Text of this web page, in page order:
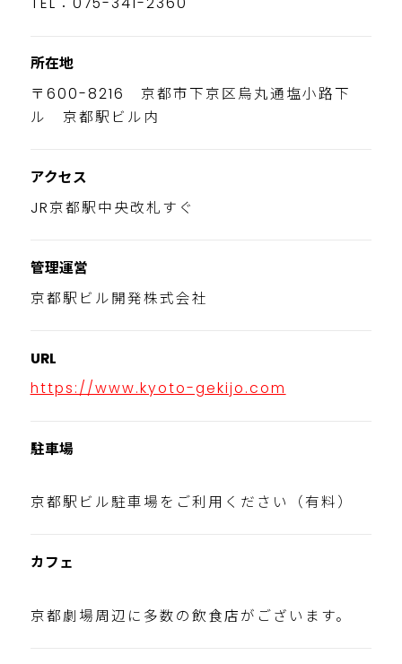
所在地
〒600-8216 京都市下京区烏丸通塩小路下
ル 京都駅ビル内
アクセス
JR京都駅中央改札すぐ
管理運営
京都駅ビル開発株式会社
URL
https://www.kyoto-gekijo.com
駐車場
京都駅ビル駐車場をご利用ください（有料）
カフェ
京都劇場周辺に多数の飲食店がございます。